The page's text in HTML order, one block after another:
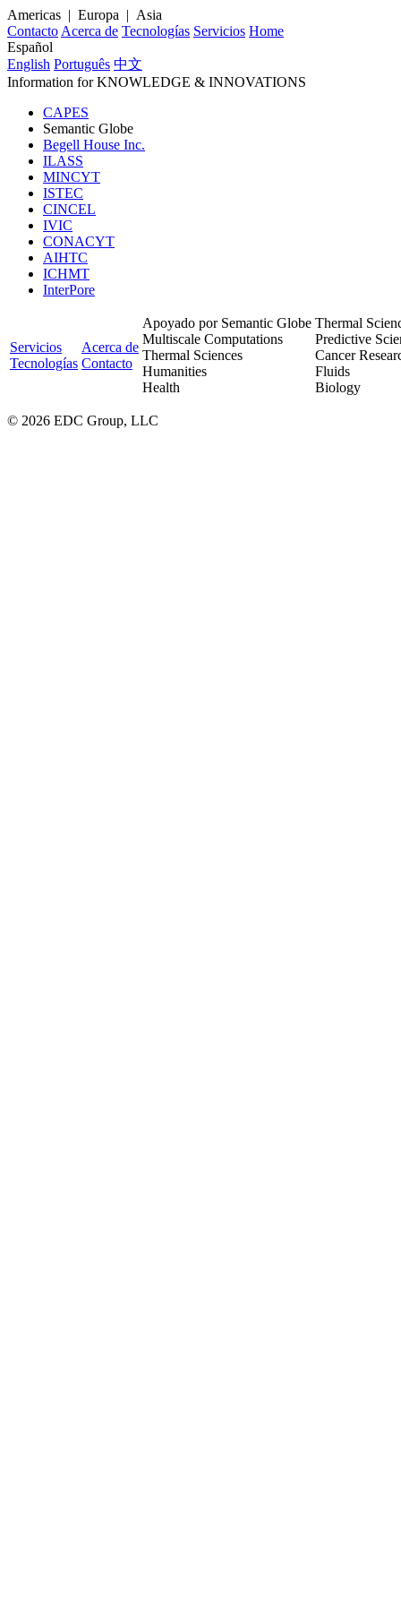
Americas | Europa | Asia
Contacto Acerca de Tecnologías Servicios Home
Español
English Português 中文
Information for KNOWLEDGE & INNOVATIONS
CAPES
Semantic Globe
Begell House Inc.
ILASS
MINCYT
ISTEC
CINCEL
IVIC
CONACYT
AIHTC
ICHMT
InterPore
Servicios
Tecnologías
Acerca de
Contacto
Apoyado por Semantic Globe
Multiscale Computations
Thermal Sciences
Humanities
Health
Thermal
Predictive
Cancer
Fluids
Biology
© 2026 EDC Group, LLC